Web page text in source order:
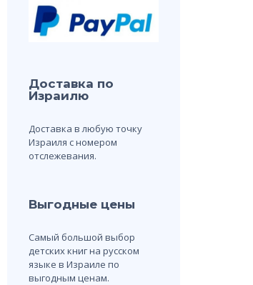
Доставка по
Израилю
Доставка в любую точку
Израиля с номером
отслежевания.
Выгодные цены
Самый большой выбор
детских книг на русском
языке в Израиле по
выгодным ценам.